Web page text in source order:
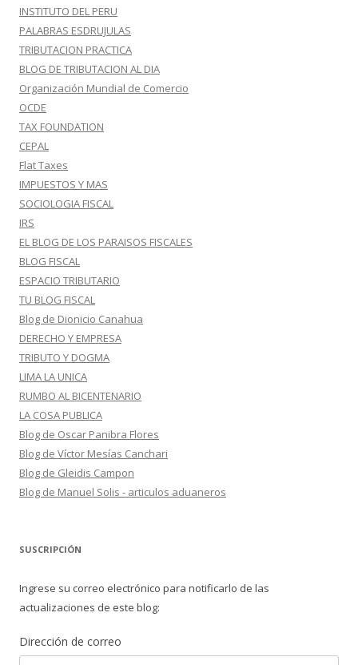
INSTITUTO DEL PERU
PALABRAS ESDRUJULAS
TRIBUTACION PRACTICA
BLOG DE TRIBUTACION AL DIA
Organización Mundial de Comercio
OCDE
TAX FOUNDATION
CEPAL
Flat Taxes
IMPUESTOS Y MAS
SOCIOLOGIA FISCAL
IRS
EL BLOG DE LOS PARAISOS FISCALES
BLOG FISCAL
ESPACIO TRIBUTARIO
TU BLOG FISCAL
Blog de Dionicio Canahua
DERECHO Y EMPRESA
TRIBUTO Y DOGMA
LIMA LA UNICA
RUMBO AL BICENTENARIO
LA COSA PUBLICA
Blog de Oscar Panibra Flores
Blog de Víctor Mesías Canchari
Blog de Gleidis Campon
Blog de Manuel Solis - articulos aduaneros
SUSCRIPCIÓN
Ingrese su correo electrónico para notificarlo de las
actualizaciones de este blog:
Dirección de correo
Dirección